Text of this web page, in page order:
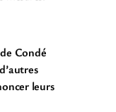
Condé
leurs